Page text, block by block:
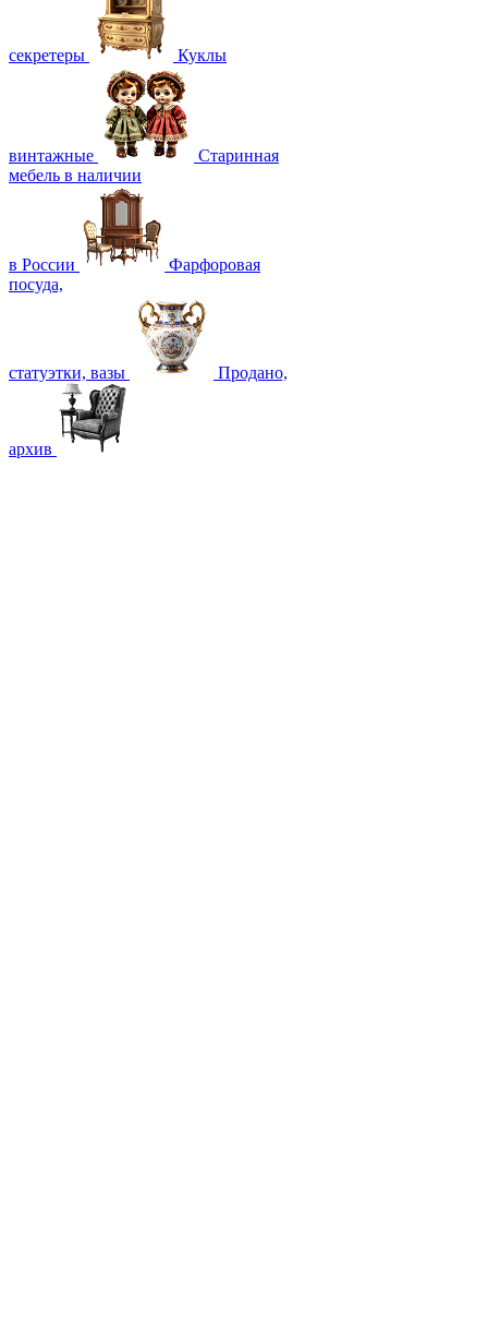
секретеры Куклы
винтажные
Старинная
мебель в наличии
в России
Фарфоровая
посуда,
статуэтки, вазы Продано,
архив